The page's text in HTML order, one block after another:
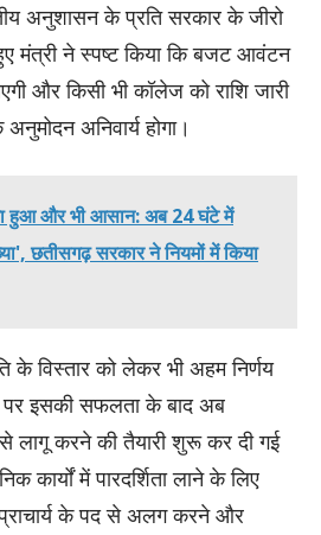
अनुशासन के प्रति सरकार के जीरो
मंत्री ने स्पष्ट किया कि बजट आवंटन
और किसी भी कॉलेज को राशि जारी
अनिवार्य होगा।
हुआ और भी आसान: अब 24 घंटे में
छतीसगढ़ सरकार ने नियमों में किया
के विस्तार को लेकर भी अहम निर्णय
इसकी सफलता के बाद अब
लागू करने की तैयारी शुरू कर दी गई
कार्यों में पारदर्शिता लाने के लिए
के पद से अलग करने और